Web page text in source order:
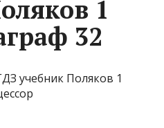
1
32
учебник Поляков 1